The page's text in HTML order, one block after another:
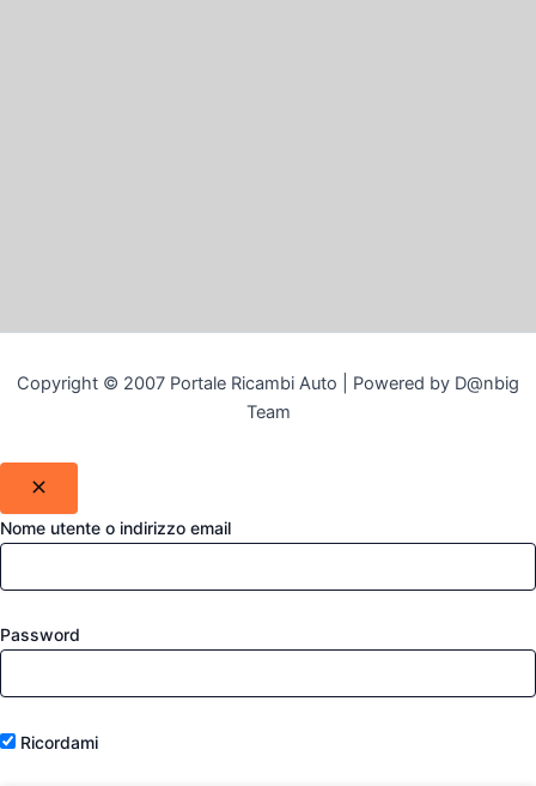
Copyright © 2007 Portale Ricambi Auto | Powered by D@nbig
Team
Nome utente o indirizzo email
Password
Ricordami